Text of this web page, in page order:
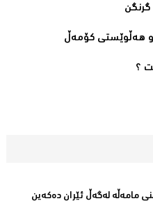
و هه‌ڵوێستی كۆمه‌ڵ‌
؟‌
مامەڵە لەگەڵ ئێران دەکەین